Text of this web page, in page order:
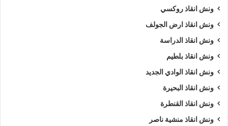
ونش انقاذ روكسي
ونش انقاذ ارض الجولف
ونش انقاذ الدراسة
ونش انقاذ بلطيم
ونش انقاذ الوادي الجديد
ونش انقاذ البحيرة
ونش انقاذ القنطرة
ونش انقاذ منشية ناصر